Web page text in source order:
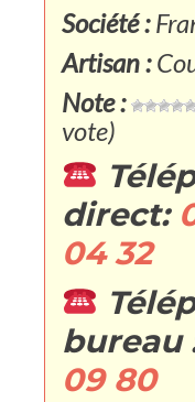
Société :
Artisan :
Note :
vote)
direct:
04 32
bureau
09 80